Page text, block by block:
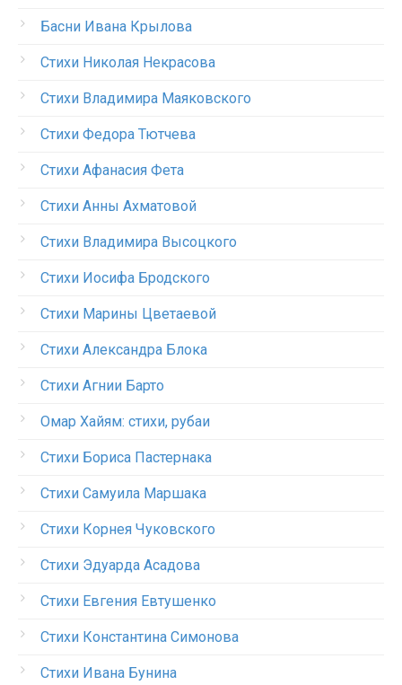
Басни Ивана Крылова
Стихи Николая Некрасова
Стихи Владимира Маяковского
Стихи Федора Тютчева
Стихи Афанасия Фета
Стихи Анны Ахматовой
Стихи Владимира Высоцкого
Стихи Иосифа Бродского
Стихи Марины Цветаевой
Стихи Александра Блока
Стихи Агнии Барто
Омар Хайям: стихи, рубаи
Стихи Бориса Пастернака
Стихи Самуила Маршака
Стихи Корнея Чуковского
Стихи Эдуарда Асадова
Стихи Евгения Евтушенко
Стихи Константина Симонова
Стихи Ивана Бунина